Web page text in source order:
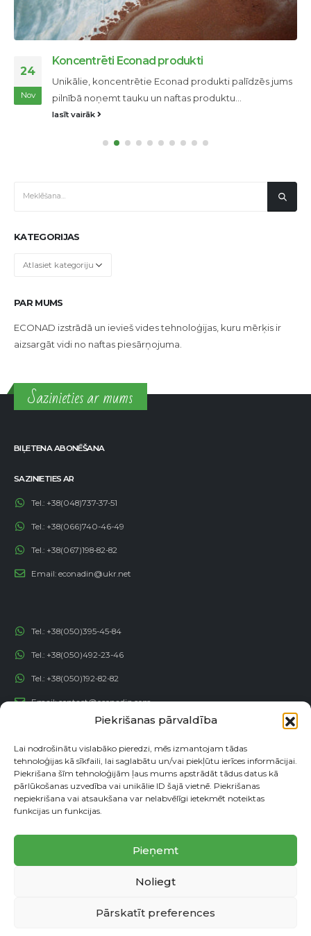
Piekrišanas pārvaldība
Lai nodrošinātu vislabāko pieredzi, mēs izmantojam tādas
tehnoloģijas kā sīkfaili, lai saglabātu un/vai piekļūtu ierīces informācijai.
Piekrišana šīm tehnoloģijām ļaus mums apstrādāt tādus datus kā
pārlūkošanas uzvedība vai unikālie ID šajā vietnē. Piekrišanas
nepiekrišana vai atsaukšana var nelabvēlīgi ietekmēt noteiktas
funkcijas un funkcijas.
Pieņemt
Noliegt
Pārskatīt preferences
24
Nov
Koncentrēti Econad produkti
Unikālie, koncentrētie Econad produkti palīdzēs jums
pilnībā noņemt tauku un naftas produktu...
lasīt vairāk
KATEGORIJAS
Kategorijas
PAR MUMS
ECONAD izstrādā un ievieš vides tehnoloģijas, kuru mērķis ir
aizsargāt vidi no naftas piesārņojuma.
Sazinieties ar mums
BIĻETENA ABONĒŠANA
SAZINIETIES AR
Tel.: +38(048)737-37-51
Tel.: +38(066)740-46-49
Tel.: +38(067)198-82-82
Email: econadin@ukr.net
Tel.: +38(050)395-45-84
Tel.: +38(050)492-23-46
Tel.: +38(050)192-82-82
Email: contact@econadin.com
© copyright 2026. Visas tiesības aizsargātas
Partneru programma Konfidencialitātes politika